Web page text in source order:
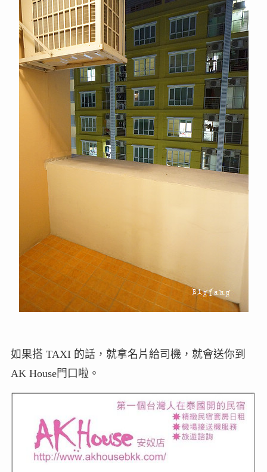
如果搭 TAXI 的話，就拿名片給司機，就會送你到
AK House門口啦。